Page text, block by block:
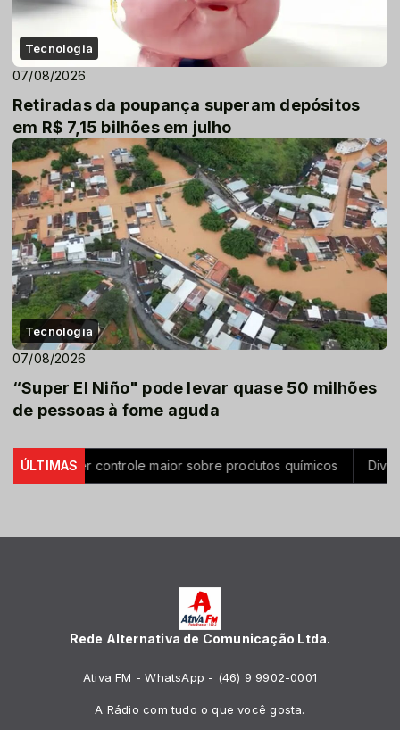
Tecnologia
07/08/2026
Retiradas da poupança superam depósitos
em R$ 7,15 bilhões em julho
Tecnologia
07/08/2026
“Super El Niño" pode levar quase 50 milhões
de pessoas à fome aguda
ÚLTIMAS
a ter controle maior sobre produtos químicos Diversidade
Rede Alternativa de Comunicação Ltda.
Ativa FM - WhatsApp - (46) 9 9902-0001
A Rádio com tudo o que você gosta.